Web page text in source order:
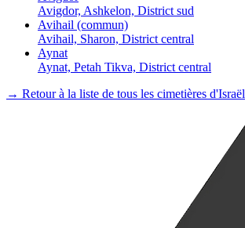
Avigdor, Ashkelon, District sud
Avihail (commun)
Avihail, Sharon, District central
Aynat
Aynat, Petah Tikva, District central
→ Retour à la liste de tous les cimetières d'Israël